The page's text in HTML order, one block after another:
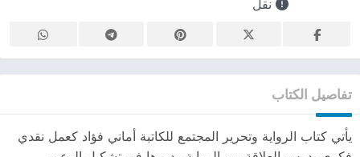
نقل
تفاصيل الكتاب
يأتي كتاب الرواية وتحرير المجتمع للكاتبة أماني فؤاد كعمل نقدي